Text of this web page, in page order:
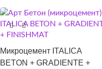
Микроцемент ITALICA
BETON + GRADIENTE +